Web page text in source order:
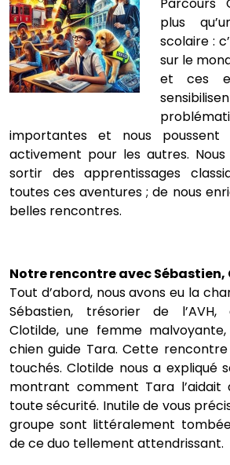
Parcours
plus
scolaire :
sur le
et ces
importantes et nous poussent
activement pour les autres.
sortir des apprentissages
toutes ces aventures ; de nous
belles rencontres.
Notre rencontre avec
Tout d’abord, nous avons eu la
Sébastien, trésorier de l’AVH,
Clotilde, une femme
chien guide Tara. Cette
touchés. Clotilde nous a expliqué
montrant comment Tara
toute sécurité. Inutile de vous
groupe sont littéralement
de ce duo tellement attendrissant.